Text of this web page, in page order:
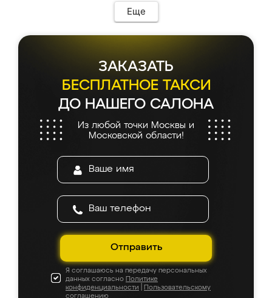
Еще
ЗАКАЗАТЬ
БЕСПЛАТНОЕ ТАКСИ
ДО НАШЕГО САЛОНА
Из любой точки Москвы и
Московской области!
Отправить
Я соглашаюсь на передачу персональных
данных согласно Политике
конфиденциальности
Пользовательскому
соглашению